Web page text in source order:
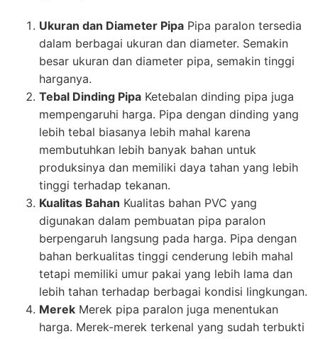
Ukuran dan Diameter Pipa Pipa paralon tersedia
dalam berbagai ukuran dan diameter. Semakin
besar ukuran dan diameter pipa, semakin tinggi
harganya.
Tebal Dinding Pipa Ketebalan dinding pipa juga
mempengaruhi harga. Pipa dengan dinding yang
lebih tebal biasanya lebih mahal karena
membutuhkan lebih banyak bahan untuk
produksinya dan memiliki daya tahan yang lebih
tinggi terhadap tekanan.
Kualitas Bahan Kualitas bahan PVC yang
digunakan dalam pembuatan pipa paralon
berpengaruh langsung pada harga. Pipa dengan
bahan berkualitas tinggi cenderung lebih mahal
tetapi memiliki umur pakai yang lebih lama dan
lebih tahan terhadap berbagai kondisi lingkungan.
Merek Merek pipa paralon juga menentukan
harga. Merek-merek terkenal yang sudah terbukti